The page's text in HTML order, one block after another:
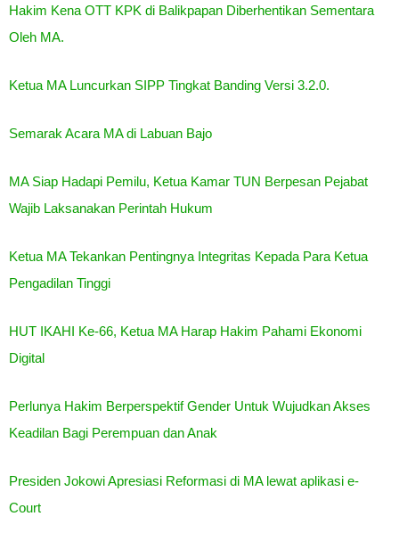
Hakim Kena OTT KPK di Balikpapan Diberhentikan Sementara
Oleh MA.
Ketua MA Luncurkan SIPP Tingkat Banding Versi 3.2.0.
Semarak Acara MA di Labuan Bajo
MA Siap Hadapi Pemilu, Ketua Kamar TUN Berpesan Pejabat
Wajib Laksanakan Perintah Hukum
Ketua MA Tekankan Pentingnya Integritas Kepada Para Ketua
Pengadilan Tinggi
HUT IKAHI Ke-66, Ketua MA Harap Hakim Pahami Ekonomi
Digital
Perlunya Hakim Berperspektif Gender Untuk Wujudkan Akses
Keadilan Bagi Perempuan dan Anak
Presiden Jokowi Apresiasi Reformasi di MA lewat aplikasi e-
Court